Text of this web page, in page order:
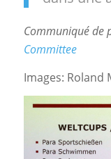
Communiqué de
Committee
Images: Roland